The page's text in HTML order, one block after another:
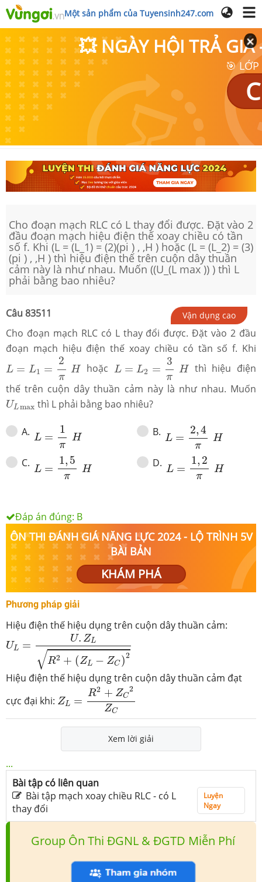
Một sản phẩm của Tuyensinh247.com
💥 NGÀY HỘI TRẢ GIÁ
🎯
Cho đoạn mạch RLC có L thay đổi được. Đặt vào 2
đầu đoạn mạch hiệu điện thế xoay chiều có tần
số f. Khi (L = (L_1) = (2)(pi ) , ,H ) hoặc (L = (L_2) = (3)
(pi ) , ,H ) thì hiệu điện thế trên cuộn dây thuần
cảm này là như nhau. Muốn ((U_(L max )) ) thì L
phải bằng bao nhiêu?
Câu 83511 Vận dụng cao
Cho đoạn mạch RLC có L thay đổi được. Đặt vào 2 đầu
đoạn mạch hiệu điện thế xoay chiều có tần số f. Khi
L = L1 =
2
π
H
L=L1 =2πH
hoặc L = L2 =
3
π
H
L= L2=3 πH
thì hiệu điện
thế trên cuộn dây thuần cảm này là như nhau. Muốn
ULmax
UL maxthì L phải bằng bao nhiêu?
A. L =
1
π
H
H B. L =
2,4
π
H
4π H
C. L =
1, 5
π
H
5π H D. L =
1, 2
π
H
2π H
Đáp án đúng: B
ÔN THI ĐÁNH GIÁ NĂNG LỰC 2024 - LỘ TRÌNH 5V
BÀI BẢN
KHÁM PHÁ
Phương pháp giải
Hiệu điện thế hiệu dụng trên cuộn dây thuần cảm:
UL =
U. ZL
√R2 + (ZL − ZC )2
UL= U.ZL R2+(ZL−ZC)2
Hiệu điện thế hiệu dụng trên cuộn dây thuần cảm đạt
cực đại khi: ZL =
R2 + ZC
2
ZC
ZL=R2 +ZC2ZC
Xem lời giải
...
Bài tập có liên quan
Bài tập mạch xoay chiều RLC - có L
thay đổi
Luyện
Ngay
Group Ôn Thi ĐGNL & ĐGTD Miễn Phí